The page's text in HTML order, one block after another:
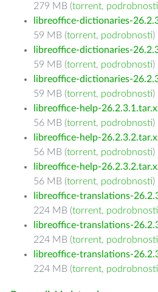
279 MB (torrent, podrobnosti
libreoffice-dictionaries-
59 MB (torrent, podrobnosti)
libreoffice-dictionaries-
59 MB (torrent, podrobnosti)
libreoffice-dictionaries-
59 MB (torrent, podrobnosti)
libreoffice-help-
56 MB (torrent, podrobnosti)
libreoffice-help-
56 MB (torrent, podrobnosti)
libreoffice-help-
56 MB (torrent, podrobnosti)
libreoffice-translations-
224 MB (torrent, podrobnosti
libreoffice-translations-
224 MB (torrent, podrobnosti
libreoffice-translations-
224 MB (torrent, podrobnosti